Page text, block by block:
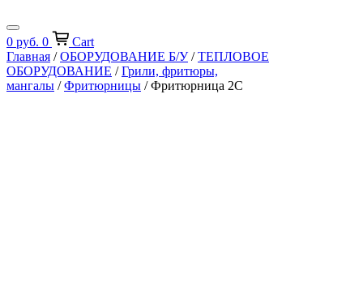
0 руб. 0
Cart
Главная /ОБОРУДОВАНИЕ Б/У/ТЕПЛОВОЕ
ОБОРУДОВАНИЕ /Грили, фритюры,
мангалы /Фритюрницы / Фритюрница 2С